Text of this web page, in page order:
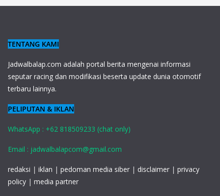
TENTANG KAMI
Jadwalbalap.com adalah portal berita mengenai informasi
seputar racing dan modifikasi beserta update dunia otomotif
terbaru lainnya.
PELIPUTAN & IKLAN
WhatsApp : +62 818509233 (chat only)
Email : jadwalbalapcom@gmail.com
redaksi | iklan | pedoman media siber | disclaimer | privacy
policy | media partner